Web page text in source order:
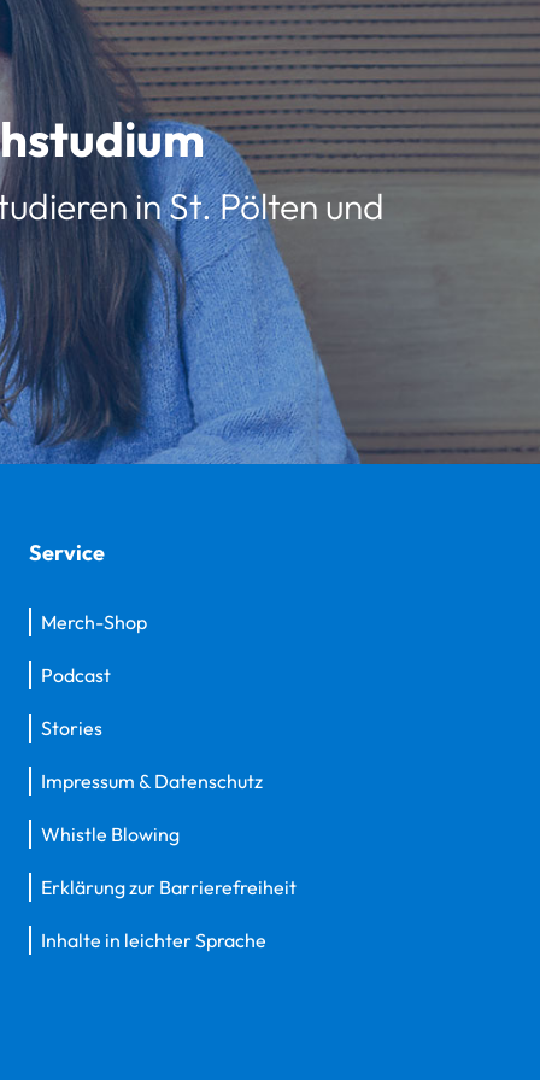
in St. Pölten und
Service
Merch-Shop
Podcast
Stories
Impressum & Datenschutz
Whistle Blowing
Erklärung zur Barrierefreiheit
Inhalte in leichter Sprache